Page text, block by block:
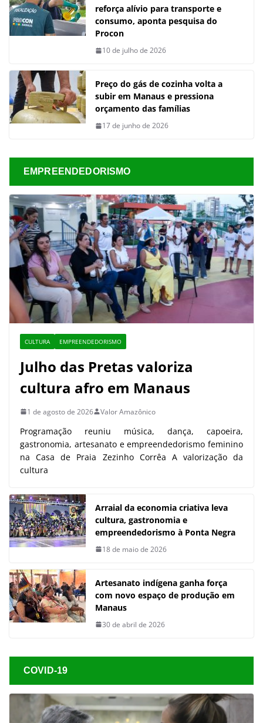
reforça alívio para transporte e
consumo, aponta pesquisa do
Procon
10 de julho de 2026
Preço do gás de cozinha volta a
subir em Manaus e pressiona
orçamento das famílias
17 de junho de 2026
EMPREENDEDORISMO
CULTURA EMPREENDEDORISMO
Julho das Pretas valoriza
cultura afro em Manaus
1 de agosto de 2026 Valor Amazônico
Programação reuniu música, dança, capoeira,
gastronomia, artesanato e empreendedorismo feminino
na Casa de Praia Zezinho Corrêa A valorização da
cultura
Arraial da economia criativa leva
cultura, gastronomia e
empreendedorismo à Ponta Negra
18 de maio de 2026
Artesanato indígena ganha força
com novo espaço de produção em
Manaus
30 de abril de 2026
COVID-19